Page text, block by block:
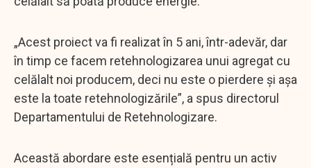
„Acest proiect va fi realizat în 5 ani, într-adevăr, dar
în timp ce facem retehnologizarea unui agregat cu
celălalt noi producem, deci nu este o pierdere și așa
este la toate retehnologizările”, a spus directorul
Departamentului de Retehnologizare.
Această abordare este esențială pentru un activ